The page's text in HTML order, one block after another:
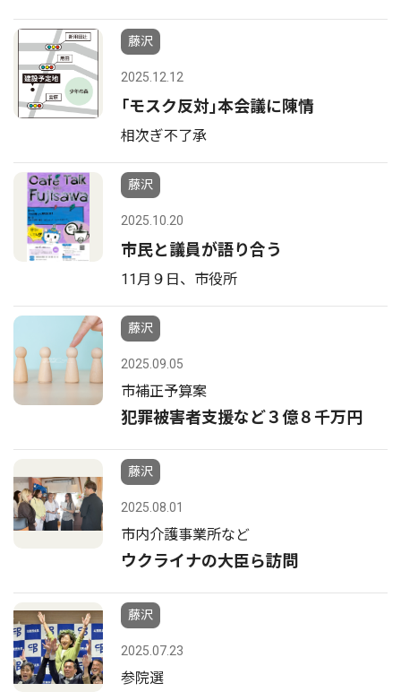
藤沢
2025.12.12
｢モスク反対｣本会議に陳情
相次ぎ不了承
藤沢
2025.10.20
市民と議員が語り合う
11月９日、市役所
藤沢
2025.09.05
市補正予算案
犯罪被害者支援など３億８千万円
藤沢
2025.08.01
市内介護事業所など
ウクライナの大臣ら訪問
藤沢
2025.07.23
参院選